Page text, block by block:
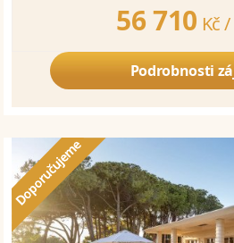
56 710 Kč /
Podrobnosti